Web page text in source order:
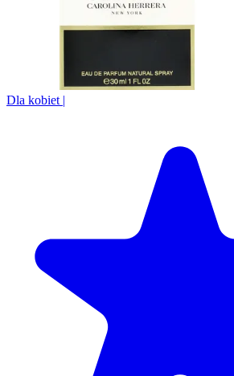
Dla kobiet |